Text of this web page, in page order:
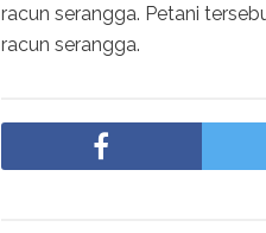
racun serangga. Petani
racun serangga.